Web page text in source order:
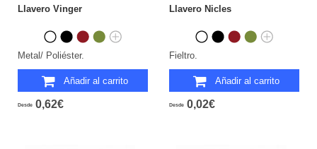
Llavero Vinger
Metal/ Poliéster.
Añadir al carrito
Desde 0,62€
Llavero Nicles
Fieltro.
Añadir al carrito
Desde 0,02€